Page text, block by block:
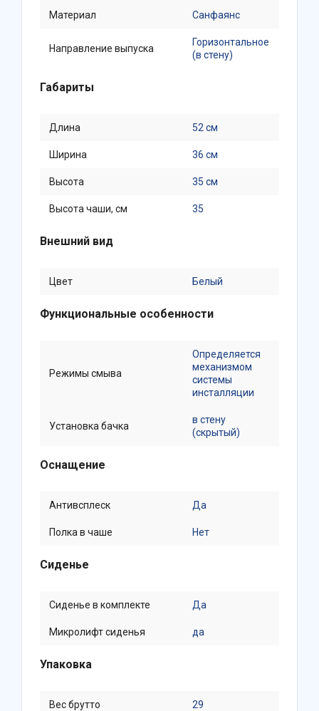
Материал Санфаянс
Направление выпуска
Горизонтальное
(в стену)
Габариты
Длина 52 см
Ширина 36 см
Высота 35 см
Высота чаши, см 35
Внешний вид
Цвет Белый
Функциональные особенности
Режимы смыва
Определяется
механизмом
системы
инсталляции
Установка бачка
в стену
(скрытый)
Оснащение
Антивсплеск Да
Полка в чаше Нет
Сиденье
Сиденье в комплекте Да
Микролифт сиденья да
Упаковка
Вес брутто 29